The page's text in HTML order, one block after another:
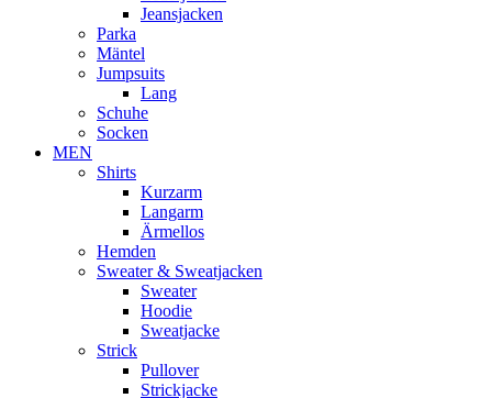
Jeansjacken
Parka
Mäntel
Jumpsuits
Lang
Schuhe
Socken
MEN
Shirts
Kurzarm
Langarm
Ärmellos
Hemden
Sweater & Sweatjacken
Sweater
Hoodie
Sweatjacke
Strick
Pullover
Strickjacke